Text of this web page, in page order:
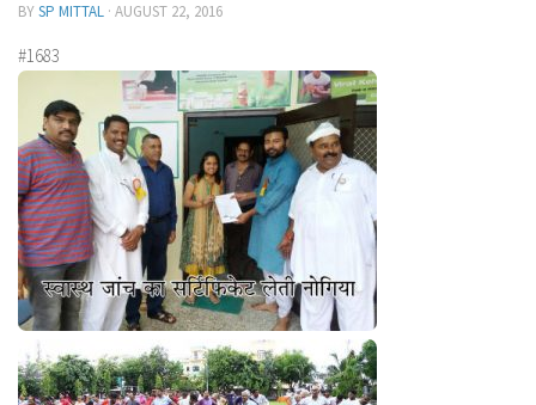
BYSP MITTAL · AUGUST 22, 2016
#1683